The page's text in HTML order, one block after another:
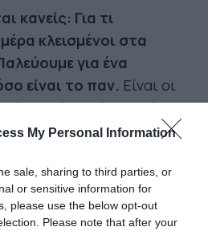
My Personal Information
sale, sharing to third parties, or
or sensitive information for
please use the below opt-out
Please note that after your
κανείς: Για τι
κλεισμένοι στα
για ένα
είναι το παν. Είναι οι
που όλα δείχνουν ότι
πολύ. Είναι η ποιότητα,
που βαίνει προς την
η ανεξαρτησία των
καταντήσει ήδη ένα